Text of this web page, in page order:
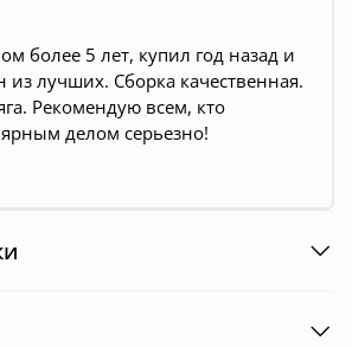
более 5 лет, купил год назад и
из лучших. Сборка качественная.
Рекомендую всем, кто
делом серьезно!